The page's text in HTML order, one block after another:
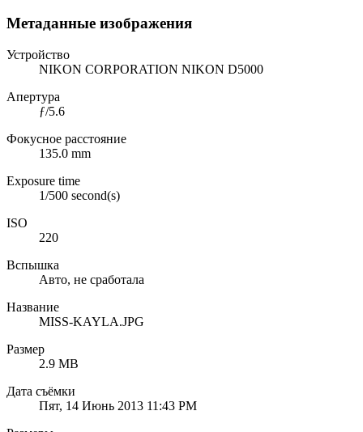
Метаданные изображения
Устройство
NIKON CORPORATION NIKON D5000
Апертура
ƒ/5.6
Фокусное расстояние
135.0 mm
Exposure time
1/500 second(s)
ISO
220
Вспышка
Авто, не сработала
Название
MISS-KAYLA.JPG
Размер
2.9 MB
Дата съёмки
Пят, 14 Июнь 2013 11:43 PM